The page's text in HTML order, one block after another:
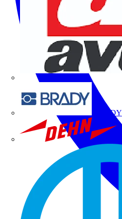
BRADY